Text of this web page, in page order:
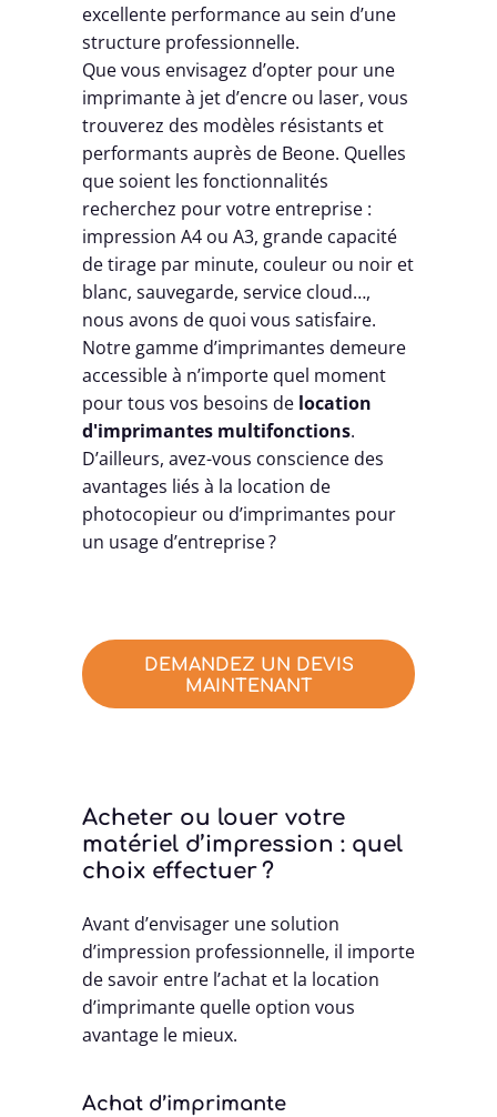
excellente performance au sein d’une
structure professionnelle.
Que vous envisagez d’opter pour une
imprimante à jet d’encre ou laser, vous
trouverez des modèles résistants et
performants auprès de Beone. Quelles
que soient les fonctionnalités
recherchez pour votre entreprise :
impression A4 ou A3, grande capacité
de tirage par minute, couleur ou noir et
blanc, sauvegarde, service cloud…,
nous avons de quoi vous satisfaire.
Notre gamme d’imprimantes demeure
accessible à n’importe quel moment
pour tous vos besoins de location
d'imprimantes multifonctions.
D’ailleurs, avez-vous conscience des
avantages liés à la location de
photocopieur ou d’imprimantes pour
un usage d’entreprise ?
DEMANDEZ UN DEVIS
MAINTENANT
Acheter ou louer votre
matériel d’impression : quel
choix effectuer ?
Avant d’envisager une solution
d’impression professionnelle, il importe
de savoir entre l’achat et la location
d’imprimante quelle option vous
avantage le mieux.
Achat d’imprimante